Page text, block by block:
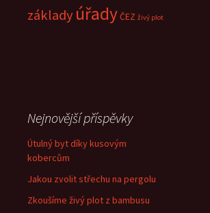
základyúřadyČEZ živý plot
Nejnovější příspěvky
Útulný byt díky kusovým
kobercům
Jakou zvolit střechu na pergolu
Zkoušíme živý plot z bambusu